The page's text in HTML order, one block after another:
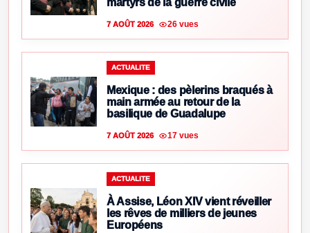
martyrs de la guerre civile
7 AOÛT 2026 26 vues
ACTUALITE
Mexique : des pèlerins braqués à
main armée au retour de la
basilique de Guadalupe
7 AOÛT 2026 17 vues
ACTUALITE
À Assise, Léon XIV vient réveiller
les rêves de milliers de jeunes
Européens